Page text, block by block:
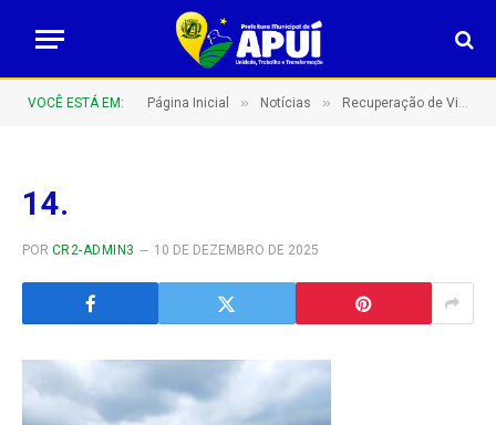
VOCÊ ESTÁ EM: Página Inicial » Notícias » Recuperação de Vicinais: Compromisso com o Desenvolvimento Rural De Apuí!
14.
POR CR2-ADMIN3 10 DE DEZEMBRO DE 2025